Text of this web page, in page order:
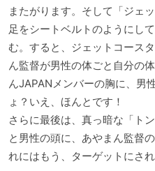
またがります。そして「ジェ
足をシートベルトのようにし
む。すると、ジェットコース
ん監督が男性の体ごと自分の
んJAPANメンバーの胸に、男
ょ？いえ、ほんとです！
さらに最後は、真っ暗な「ト
と男性の頭に、あやまん監督
れにはもう、ターゲットにさ